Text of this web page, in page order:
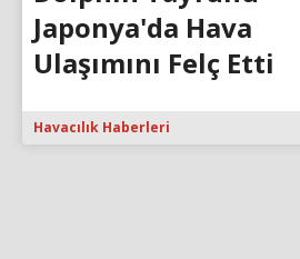
Japonya'da Hava
Ulaşımını Felç Etti
Havacılık Haberleri